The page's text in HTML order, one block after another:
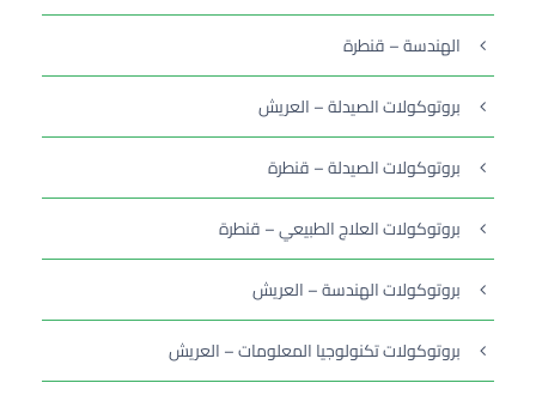
الهندسة – قنطرة
بروتوكولات الصيدلة – العريش
بروتوكولات الصيدلة – قنطرة
بروتوكولات العلاج الطبيعي – قنطرة
بروتوكولات الهندسة – العريش
بروتوكولات تكنولوجيا المعلومات – العريش